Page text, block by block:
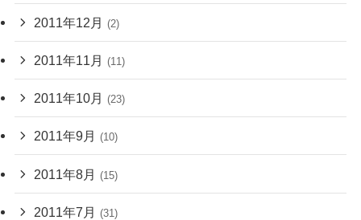
2011年12月 (2)
2011年11月 (11)
2011年10月 (23)
2011年9月 (10)
2011年8月 (15)
2011年7月 (31)